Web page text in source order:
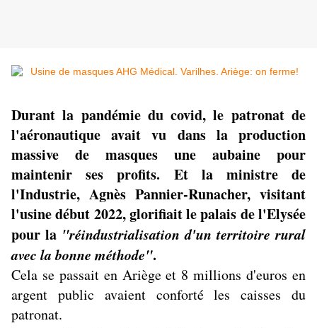
Durant la pandémie du covid, le patronat de
l'aéronautique avait vu dans la production
massive de masques une aubaine pour
maintenir ses profits. Et la ministre de
l'Industrie, Agnès Pannier-Runacher, visitant
l'usine début 2022, glorifiait le palais de l'Elysée
pour la "réindustrialisation d'un territoire rural
avec la bonne méthode".
Cela se passait en Ariège et 8 millions d'euros en
argent public avaient conforté les caisses du
patronat.